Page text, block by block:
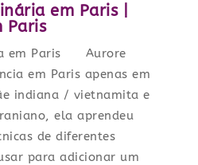
em Paris |
Paris
Aurore
em Paris apenas em
indiana / vietnamita e
ela aprendeu
de diferentes
para adicionar um